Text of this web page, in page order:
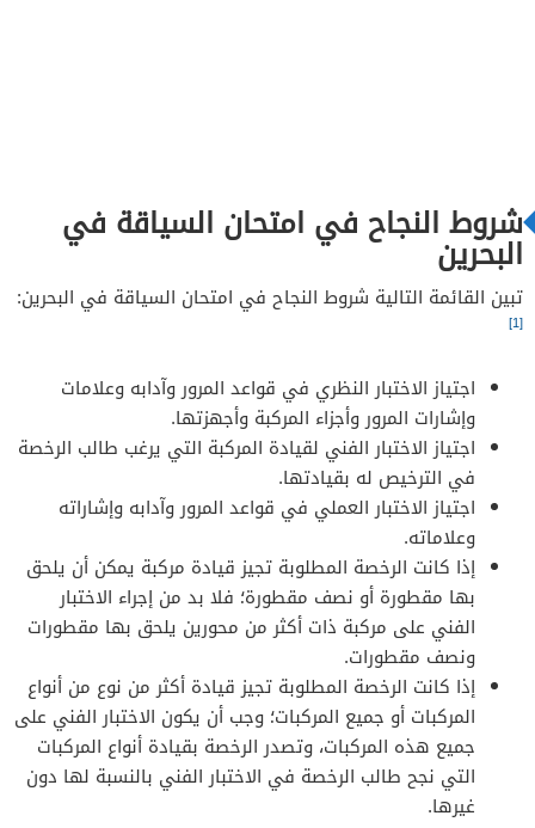
شروط النجاح في امتحان السياقة في
البحرين
تبين القائمة التالية شروط النجاح في امتحان السياقة في البحرين:
[1]
اجتياز الاختبار النظري في قواعد المرور وآدابه وعلامات
وإشارات المرور وأجزاء المركبة وأجهزتها.
اجتياز الاختبار الفني لقيادة المركبة التي يرغب طالب الرخصة
في الترخيص له بقيادتها.
اجتياز الاختبار العملي في قواعد المرور وآدابه وإشاراته
وعلاماته.
إذا كانت الرخصة المطلوبة تجيز قيادة مركبة يمكن أن يلحق
بها مقطورة أو نصف مقطورة؛ فلا بد من إجراء الاختبار
الفني على مركبة ذات أكثر من محورين يلحق بها مقطورات
ونصف مقطورات.
إذا كانت الرخصة المطلوبة تجيز قيادة أكثر من نوع من أنواع
المركبات أو جميع المركبات؛ وجب أن يكون الاختبار الفني على
جميع هذه المركبات، وتصدر الرخصة بقيادة أنواع المركبات
التي نجح طالب الرخصة في الاختبار الفني بالنسبة لها دون
غيرها.